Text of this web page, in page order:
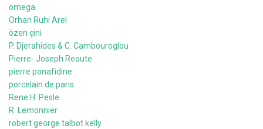
omega
Orhan Ruhi Arel
özen çini
P. Djerahides & C. Cambouroglou
Pierre- Joseph Reoute
pierre ponafidine
porcelain de paris
Rene H. Pesle
R. Lemonnier
robert george talbot kelly